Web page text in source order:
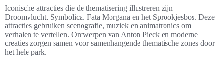
Iconische attracties die de thematisering illustreren zijn
Droomvlucht, Symbolica, Fata Morgana en het Sprookjesbos. Deze
attracties gebruiken scenografie, muziek en animatronics om
verhalen te vertellen. Ontwerpen van Anton Pieck en moderne
creaties zorgen samen voor samenhangende thematische zones door
het hele park.